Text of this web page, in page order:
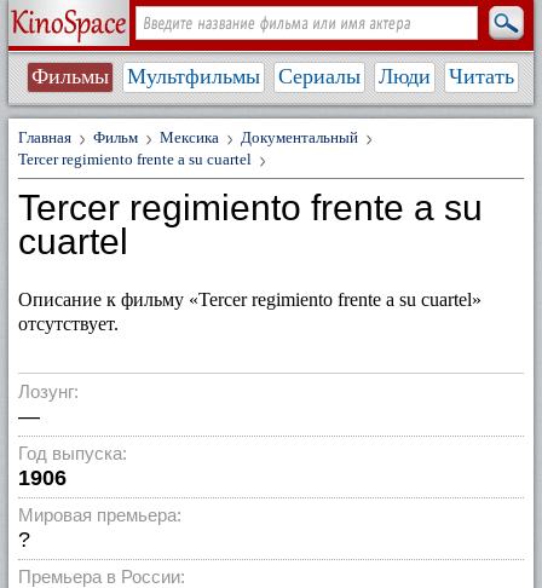
Фильмы Мультфильмы Сериалы Люди Читать
Главная Фильм Мексика
Документальный
Tercer regimiento frente a su cuartel
Tercer regimiento frente a su
cuartel
Описание к фильму «Tercer regimiento frente a su cuartel»
отсутствует.
Лозунг:
—
Год выпуска:
1906
Мировая премьера:
?
Премьера в России: